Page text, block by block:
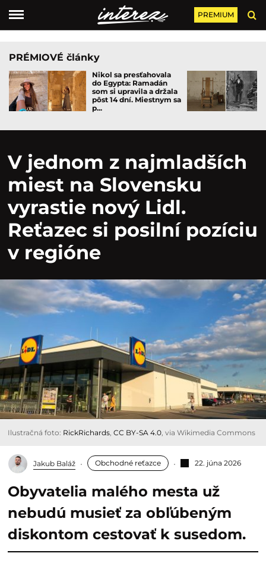
PREMIUM
PRÉMIOVÉ články
Nikol sa presťahovala
do Egypta: Ramadán
som si upravila a držala
pôst 14 dní. Miestnym sa
p...
V jednom z najmladších
miest na Slovensku
vyrastie nový Lidl.
Reťazec si posilní pozíciu
v regióne
Ilustračná foto: RickRichards CC BY-SA 4.0 , via Wikimedia Commons
Jakub Baláž Obchodné reťazce 22. júna 2026
Obyvatelia malého mesta už
nebudú musieť za obľúbeným
diskontom cestovať k susedom.